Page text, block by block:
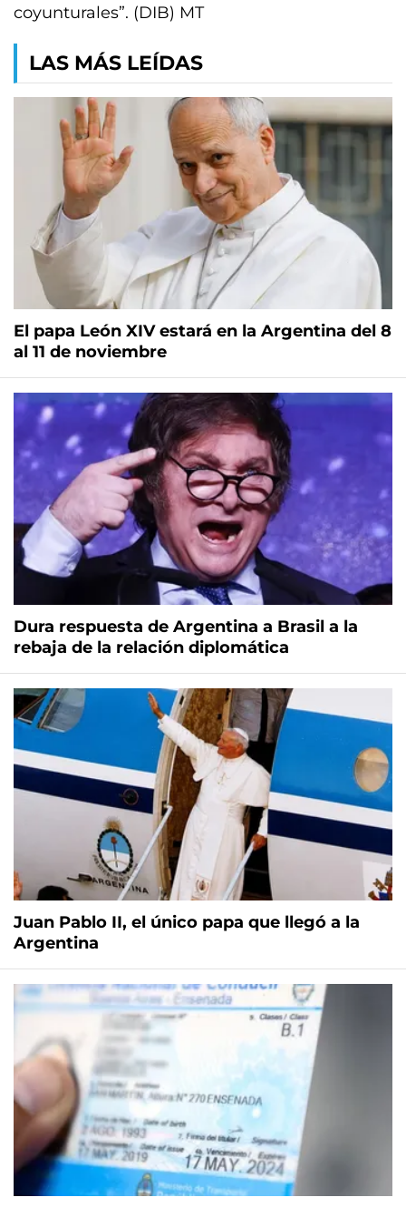
coyunturales”. (DIB) MT
LAS MÁS LEÍDAS
El papa León XIV estará en la Argentina del 8
al 11 de noviembre
Dura respuesta de Argentina a Brasil a la
rebaja de la relación diplomática
Juan Pablo II, el único papa que llegó a la
Argentina